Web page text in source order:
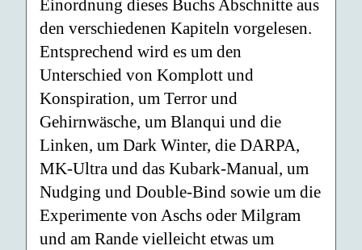
Einordnung dieses Buchs Abschnitte aus
den verschiedenen Kapiteln vorgelesen.
Entsprechend wird es um den
Unterschied von Komplott und
Konspiration, um Terror und
Gehirnwäsche, um Blanqui und die
Linken, um Dark Winter, die DARPA,
MK-Ultra und das Kubark-Manual, um
Nudging und Double-Bind sowie um die
Experimente von Aschs oder Milgram
und am Rande vielleicht etwas um